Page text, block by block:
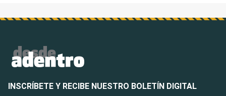
INSCRÍBETE Y RECIBE NUESTRO BOLETÍN DIGITAL